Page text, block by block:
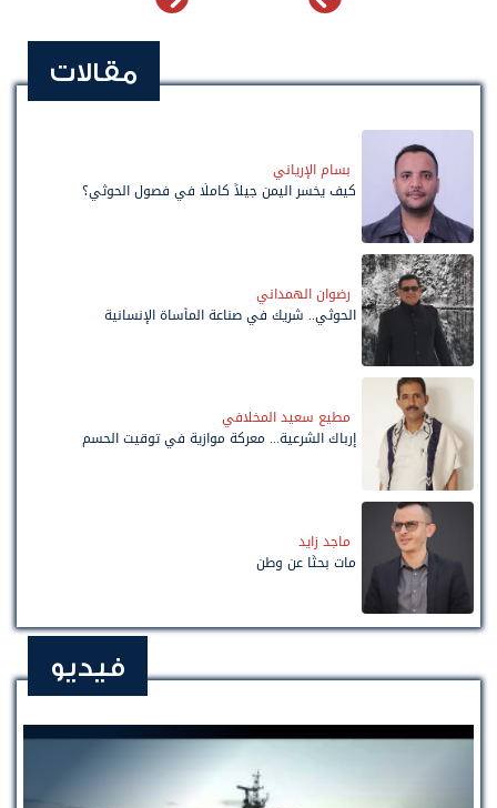
مقالات
بسام الإرياني
كيف يخسر اليمن جيلاً كاملًا في فصول الحوثي؟
رضوان الهمداني
الحوثي.. شريك في صناعة المأساة الإنسانية
مطيع سعيد المخلافي
إرباك الشرعية... معركة موازية في توقيت الحسم
ماجد زايد
مات بحثًا عن وطن
فيديو